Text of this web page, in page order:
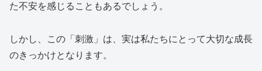
た不安を感じることもあるでしょう。
しかし、この「刺激」は、実は私たちにとって大切な成長
のきっかけとなります。